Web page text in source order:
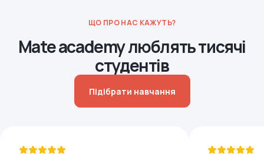
ЩО ПРО НАС КАЖУТЬ?
Mate academy люблять тисячі
студентів
Підібрати навчання